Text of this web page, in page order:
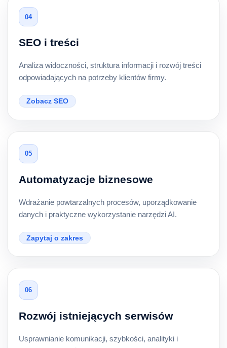
04
SEO i treści
Analiza widoczności, struktura informacji i rozwój treści
odpowiadających na potrzeby klientów firmy.
Zobacz SEO
05
Automatyzacje biznesowe
Wdrażanie powtarzalnych procesów, uporządkowanie
danych i praktyczne wykorzystanie narzędzi AI.
Zapytaj o zakres
06
Rozwój istniejących serwisów
Usprawnianie komunikacji, szybkości, analityki i